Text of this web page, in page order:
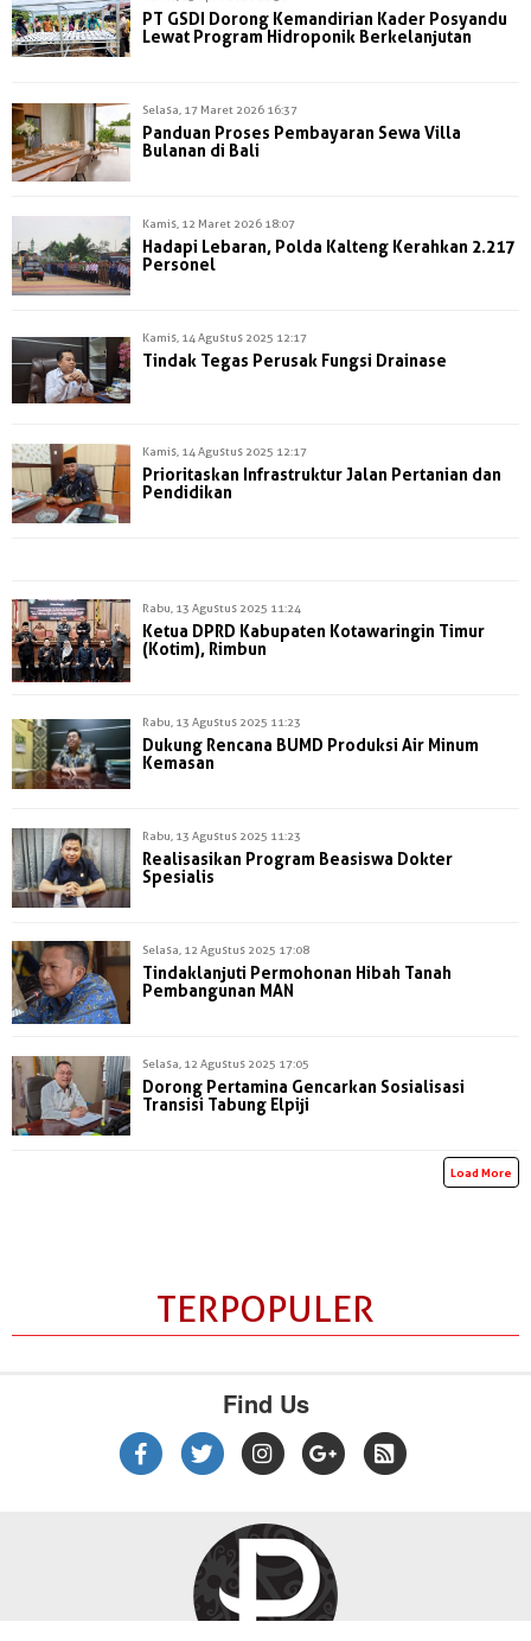
PT GSDI Dorong Kemandirian Kader Posyandu
Lewat Program Hidroponik Berkelanjutan
Selasa, 17 Maret 2026 16:37
Panduan Proses Pembayaran Sewa Villa
Bulanan di Bali
Kamis, 12 Maret 2026 18:07
Hadapi Lebaran, Polda Kalteng Kerahkan 2.217
Personel
Kamis, 14 Agustus 2025 12:17
Tindak Tegas Perusak Fungsi Drainase
Kamis, 14 Agustus 2025 12:17
Prioritaskan Infrastruktur Jalan Pertanian dan
Pendidikan
Rabu, 13 Agustus 2025 11:24
Ketua DPRD Kabupaten Kotawaringin Timur
(Kotim), Rimbun
Rabu, 13 Agustus 2025 11:23
Dukung Rencana BUMD Produksi Air Minum
Kemasan
Rabu, 13 Agustus 2025 11:23
Realisasikan Program Beasiswa Dokter
Spesialis
Selasa, 12 Agustus 2025 17:08
Tindaklanjuti Permohonan Hibah Tanah
Pembangunan MAN
Selasa, 12 Agustus 2025 17:05
Dorong Pertamina Gencarkan Sosialisasi
Transisi Tabung Elpiji
Load More
TERPOPULER
Find Us